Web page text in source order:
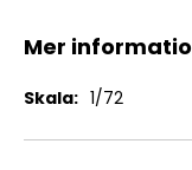
Mer
Mer
1/72